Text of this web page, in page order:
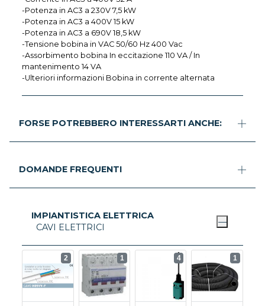
-Potenza in AC3 a 230V 7,5 kW
-Potenza in AC3 a 400V 15 kW
-Potenza in AC3 a 690V 18,5 kW
-Tensione bobina in VAC 50/60 Hz 400 Vac
-Assorbimento bobina In eccitazione 110 VA / In
mantenimento 14 VA
-Ulteriori informazioni Bobina in corrente alternata
FORSE POTREBBERO INTERESSARTI ANCHE:
DOMANDE FREQUENTI
IMPIANTISTICA ELETTRICA
CAVI ELETTRICI
2 1 4 1